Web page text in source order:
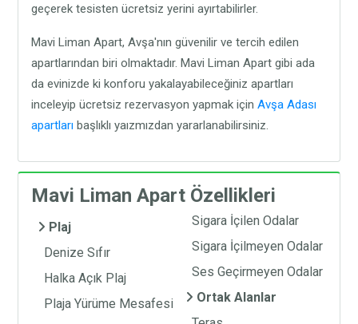
geçerek tesisten ücretsiz yerini ayırtabilirler.
Mavi Liman Apart, Avşa'nın güvenilir ve tercih edilen
apartlarından biri olmaktadır. Mavi Liman Apart gibi ada
da evinizde ki konforu yakalayabileceğiniz apartları
inceleyip ücretsiz rezervasyon yapmak içinAvşa Adası
apartları başlıklı yaızmızdan yararlanabilirsiniz.
Mavi Liman Apart Özellikleri
Plaj
Denize Sıfır
Halka Açık Plaj
Plaja Yürüme Mesafesi
Sigara İçilen Odalar
Sigara İçilmeyen Odalar
Ses Geçirmeyen Odalar
Ortak Alanlar